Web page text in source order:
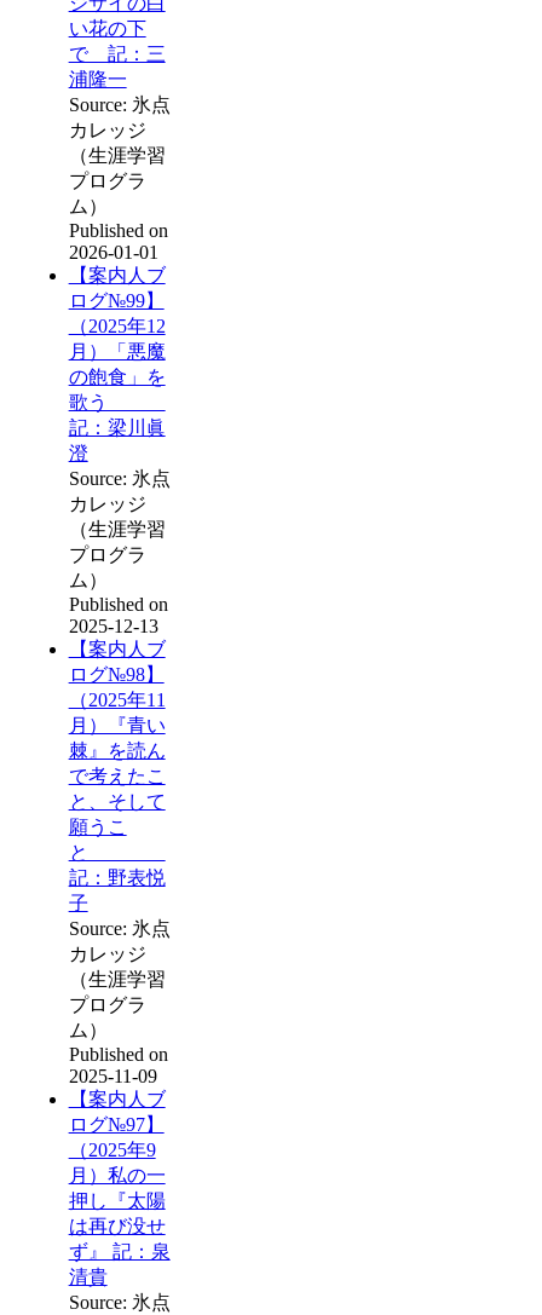
い花の下
で 記：三
浦隆一
Source: 氷点
カレッジ
（生涯学習
プログラ
ム）
Published on
2026-01-01
【案内人ブ
ログ№99】
（2025年12
月）「悪魔
の飽食」を
歌う
記：梁川眞
澄
Source: 氷点
カレッジ
（生涯学習
プログラ
ム）
Published on
2025-12-13
【案内人ブ
ログ№98】
（2025年11
月）『青い
棘』を読ん
で考えたこ
と、そして
願うこ
と
記：野表悦
子
Source: 氷点
カレッジ
（生涯学習
プログラ
ム）
Published on
2025-11-09
【案内人ブ
ログ№97】
（2025年9
月）私の一
押し『太陽
は再び没せ
ず』 記：泉
清貴
Source: 氷点